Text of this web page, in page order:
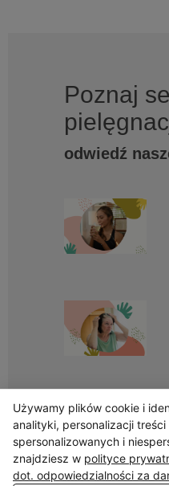
Poznaj
odwiedź
Obserwuj Triny, by nie
o
Używamy plików cookie i
analityki, personalizacji
spersonalizowanych i
znajdziesz w polityce
dot. odpowiedzialności za